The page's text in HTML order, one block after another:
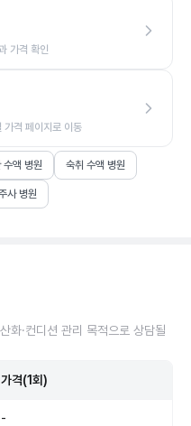
가격 확인
가격 페이지로 이동
수액 병원 숙취 수액 병원
사 병원
화·컨디션 관리 목적으로 상담될
가격(1회)
-